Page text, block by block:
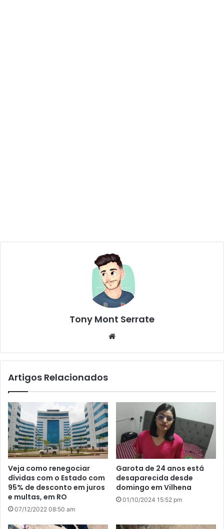
Tony Mont Serrate
te
Artigos Relacionados
Veja como renegociar
dívidas com o Estado com
95% de desconto em juros
e multas, em RO
07/12/2022 08:50 am
Garota de 24 anos está
desaparecida desde
domingo em Vilhena
01/10/2024 15:52 pm